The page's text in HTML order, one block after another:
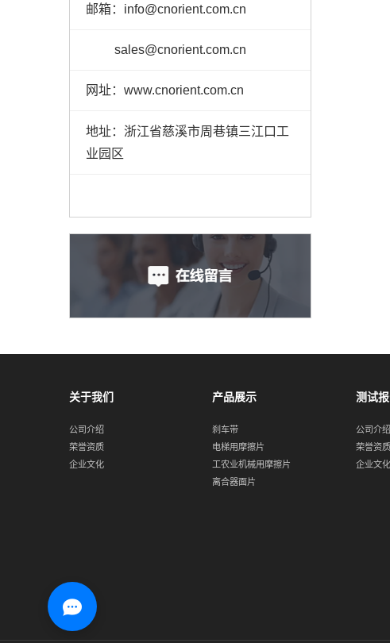
邮箱：info@cnorient.com.cn
sales@cnorient.com.cn
网址：www.cnorient.com.cn
地址：浙江省慈溪市周巷镇三江口工
业园区
关于我们
公司介绍
荣誉资质
企业文化
产品展示
刹车带
电梯用摩擦片
工农业机械用摩擦片
离合器面片
测试
公司介绍
荣誉资质
企业文化